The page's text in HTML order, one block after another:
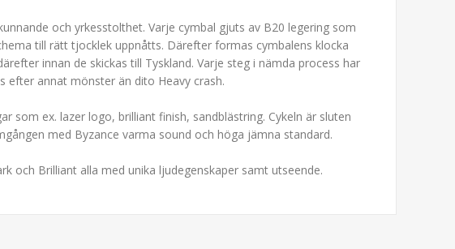
och yrkesstolthet. Varje cymbal gjuts av B20 legering som
till rätt tjocklek uppnåtts. Därefter formas cymbalens klocka
innan de skickas till Tyskland. Varje steg i nämda process har
efter annat mönster än dito Heavy crash.
som ex. lazer logo, brilliant finish, sandblästring. Cykeln är sluten
med Byzance varma sound och höga jämna standard.
och Brilliant alla med unika ljudegenskaper samt utseende.